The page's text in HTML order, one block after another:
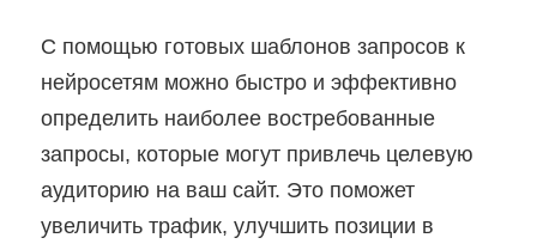
С помощью готовых шаблонов запросов к
нейросетям можно быстро и эффективно
определить наиболее востребованные
запросы, которые могут привлечь целевую
аудиторию на ваш сайт. Это поможет
увеличить трафик, улучшить позиции в